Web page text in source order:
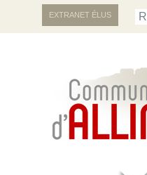
EXTRANET ÉLUS